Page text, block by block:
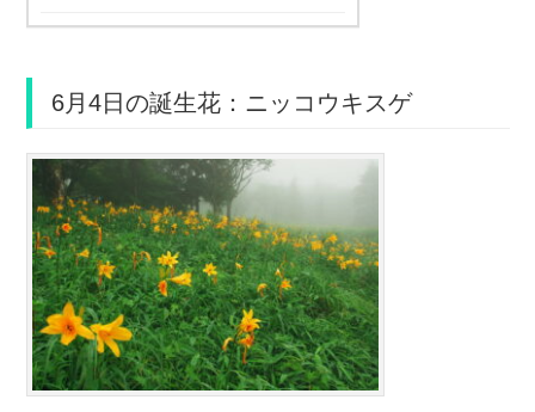
6月4日の誕生花：ニッコウキスゲ